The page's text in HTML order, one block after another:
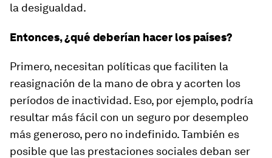
la desigualdad.
Entonces, ¿qué deberían hacer los países?
Primero, necesitan políticas que faciliten la
reasignación de la mano de obra y acorten los
períodos de inactividad. Eso, por ejemplo, podría
resultar más fácil con un seguro por desempleo
más generoso, pero no indefinido. También es
posible que las prestaciones sociales deban ser